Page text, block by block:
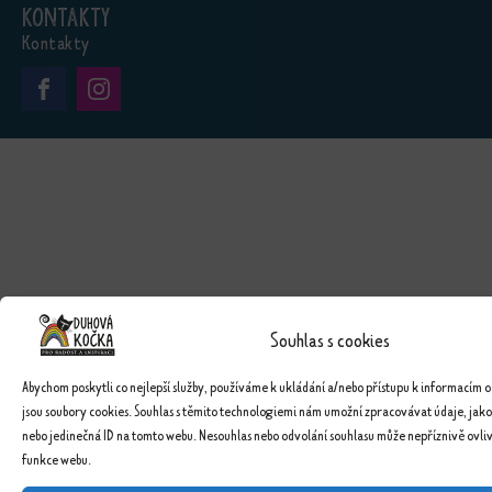
Souhlas s cookies
Abychom poskytli co nejlepší služby, používáme k ukládání a/nebo přístupu k informacím
jsou soubory cookies. Souhlas s těmito technologiemi nám umožní zpracovávat údaje,
nebo jedinečná ID na tomto webu. Nesouhlas nebo odvolání souhlasu může nepříznivě
funkce webu.
Kontakty
Kontakty